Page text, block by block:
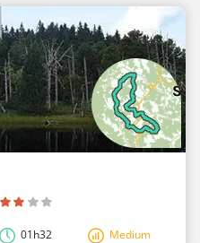
01h32 Medium